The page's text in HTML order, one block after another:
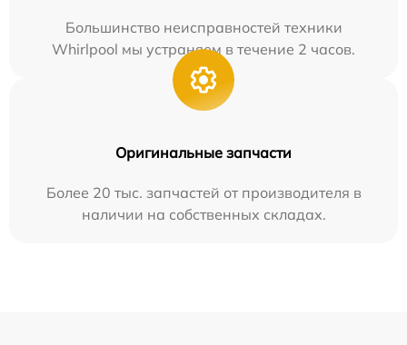
Большинство неисправностей техники
Whirlpool мы устраняем в течение 2 часов.
Оригинальные запчасти
Более 20 тыс. запчастей от производителя в
наличии на собственных складах.